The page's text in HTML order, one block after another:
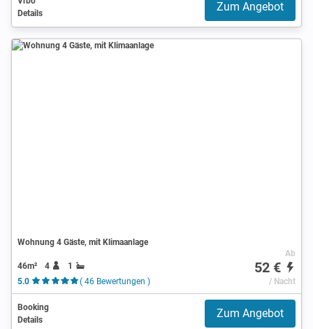
Details
Zum Angebot
Wohnung 4 Gäste, mit Klimaanlage
46m² 4
1
5.0
( 46 Bewertungen )
Ab
52 €
/ Nacht
Booking
Details
Zum Angebot